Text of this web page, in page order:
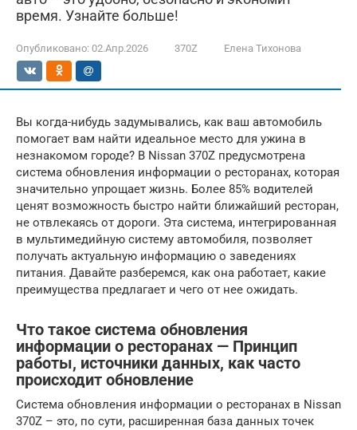
время. Узнайте больше!
Опубликовано: 02.Апр.2026 370Z Елена Тихонова
Вы когда-нибудь задумывались, как ваш автомобиль
помогает вам найти идеальное место для ужина в
незнакомом городе? В Nissan 370Z предусмотрена
система обновления информации о ресторанах, которая
значительно упрощает жизнь. Более 85% водителей
ценят возможность быстро найти ближайший ресторан,
не отвлекаясь от дороги. Эта система, интегрированная
в мультимедийную систему автомобиля, позволяет
получать актуальную информацию о заведениях
питания. Давайте разберемся, как она работает, какие
преимущества предлагает и чего от нее ожидать.
Что такое система обновления
информации о ресторанах — Принцип
работы, источники данных, как часто
происходит обновление
Система обновления информации о ресторанах в Nissan
370Z – это, по сути, расширенная база данных точек